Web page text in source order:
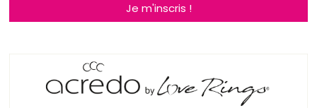
Je m'inscris !